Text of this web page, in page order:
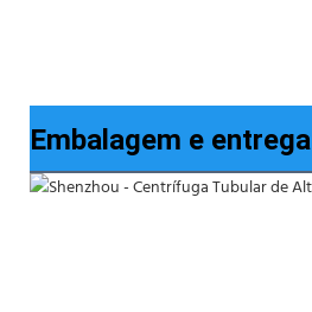
Embalagem e entrega